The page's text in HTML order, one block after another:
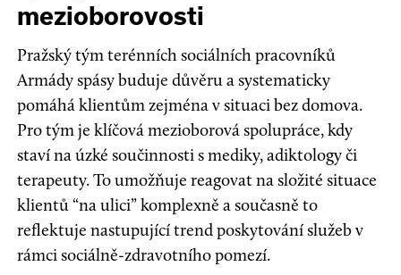
mezioborovosti
Pražský tým terénních sociálních pracovníků
Armády spásy buduje důvěru a systematicky
pomáhá klientům zejména v situaci bez domova.
Pro tým je klíčová mezioborová spolupráce, kdy
staví na úzké součinnosti s mediky, adiktology či
terapeuty. To umožňuje reagovat na složité situace
klientů “na ulici” komplexně a současně to
reflektuje nastupující trend poskytování služeb v
rámci sociálně-zdravotního pomezí.